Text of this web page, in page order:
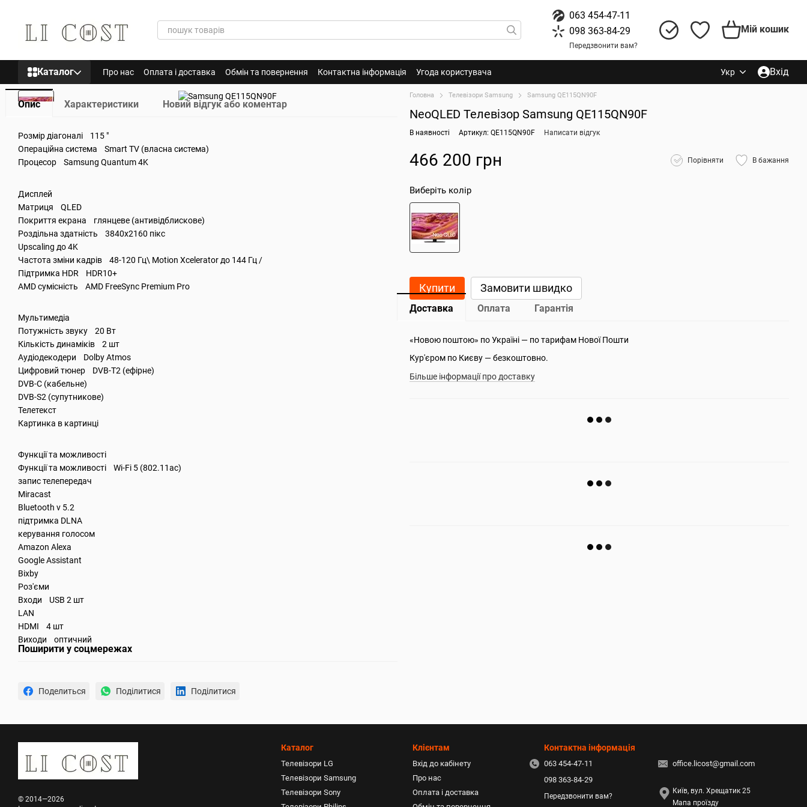
063 454-47-11
098 363-84-29
Передзвонити вам?
Мій кошик
Каталог Про нас Оплата і доставка Обмін та повернення Контактна інформація Угода користувача Укр Вхід
Опис Характеристики Новий відгук або коментар
Розмір діагоналі 115 "
Операційна система Smart TV (власна система)
Процесор Samsung Quantum 4K
Дисплей
Матриця QLED
Покриття екрана глянцеве (антивідблискове)
Роздільна здатність 3840x2160 пікс
Upscaling до 4K
Частота зміни кадрів 48-120 Гц\ Motion Xcelerator до 144 Гц /
Підтримка HDR HDR10+
AMD сумісність AMD FreeSync Premium Pro
Мультимедіа
Потужність звуку 20 Вт
Кількість динаміків 2 шт
Аудіодекодери Dolby Atmos
Цифровий тюнер DVB-T2 (ефірне)
DVB-C (кабельне)
DVB-S2 (супутникове)
Телетекст
Картинка в картинці
Функції та можливості
Функції та можливості Wi-Fi 5 (802.11ac)
запис телепередач
Miracast
Bluetooth v 5.2
підтримка DLNA
керування голосом
Amazon Alexa
Google Assistant
Bixby
Роз'єми
Входи USB 2 шт
LAN
HDMI 4 шт
Виходи оптичний
Поширити у соцмережах
Поделиться Поділитися Поділитися
Головна Телевізори Samsung Samsung QE115QN90F
NeoQLED Телевізор Samsung QE115QN90F
В наявності Артикул: QE115QN90F Написати відгук
466 200 грн Порівняти В бажання
Виберіть колір
Купити Замовити швидко
Доставка Оплата Гарантія
«Новою поштою» по Україні — по тарифам Нової Пошти
Кур'єром по Києву — безкоштовно.
Більше інформації про доставку
© 2014—2026
Каталог
Телевізори LG
Телевізори Samsung
Телевізори Sony
Клієнтам
Вхід до кабінету
Про нас
Оплата і доставка
Контактна інформація
063 454-47-11
098 363-84-29
Передзвонити вам?
office.licost@gmail.com
Київ, вул. Хрещатик 25
Мапа проїзду